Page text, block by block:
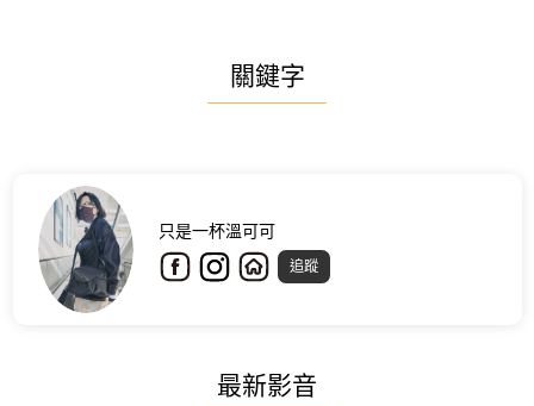
關鍵字
只是一杯溫可可
追蹤
最新影音